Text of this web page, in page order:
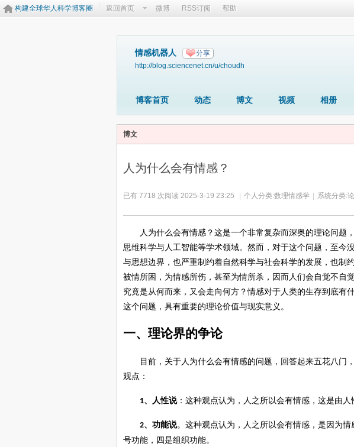
构建全球华人科学博客圈 返回首页 微博 RSS订阅 帮助
情感机器人 分享
http://blog.sciencenet.cn/u/choudh
博客首页 动态 博文 视频 相册
博文
人为什么会有情感？
已有 7718 次阅读 2025-3-19 23:25 个人分类:数理情感学 系统分类:
人为什么会有情感？这是一个非常复杂而深奥的理论问题
思维科学与人工智能等学术领域。然而，对于这个问题，至今
与思想边界，也严重制约着自然科学与社会科学的发展，也制
被情所困，为情感所伤，甚至为情所杀，因而人们会自觉不自
究竟是从何而来，又会走向何方？情感对于人类的生存到底有
这个问题，具有重要的理论价值与现实意义。
一、理论界的争论
目前，关于人为什么会有情感的问题，回答起来五花八
观点：
1、人性说：这种观点认为，人之所以会有情感，这是由人
2、功能说。这种观点认为，人之所以会有情感，是因为情
号功能 ，四是组织功能。